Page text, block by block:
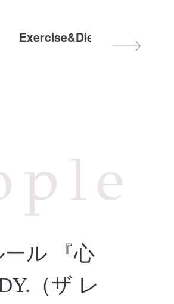
Exercise&Diet Other
ール 『心
（ザ レ